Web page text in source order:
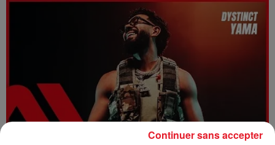
Continuer sans accepter